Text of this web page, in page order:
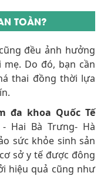
TOÀN?
đều ảnh hưởng
Do đó, bạn cần
thai đồng thời lựa
đa khoa Quốc Tế
Hai Bà Trưng- Hà
sức khỏe sinh sản
sở y tế được đông
hiệu quả cũng như